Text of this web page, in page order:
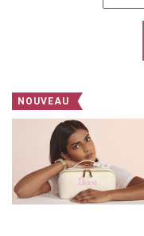
NOUVEAU